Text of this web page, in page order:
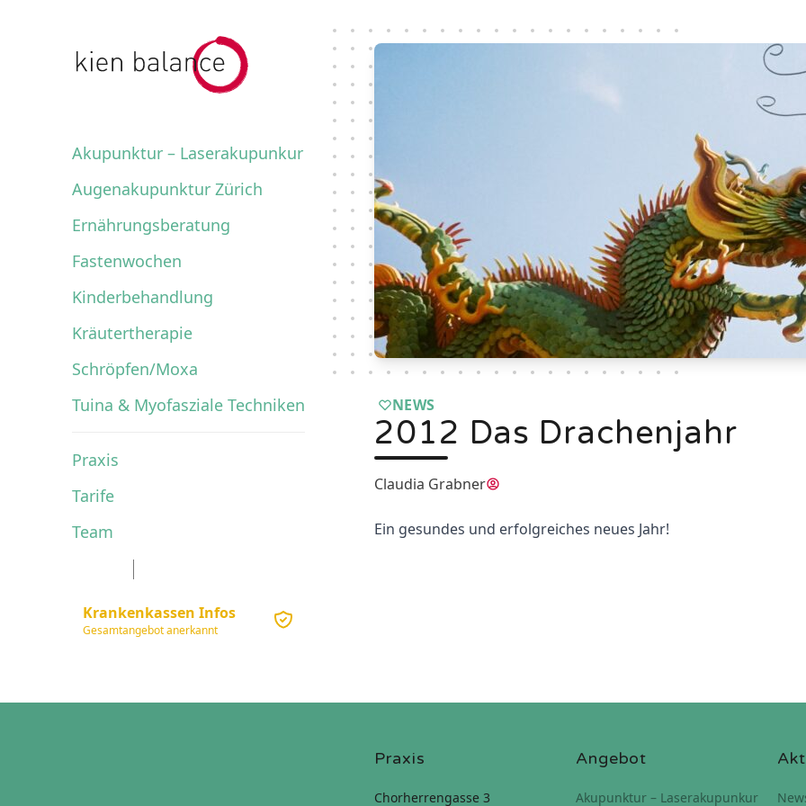
Akupunktur – Laserakupunkur
Augenakupunktur Zürich
Ernährungsberatung
Fastenwochen
Kinderbehandlung
Kräutertherapie
Schröpfen/Moxa
Tuina & Myofasziale Techniken
Praxis
Tarife
Team
Krankenkassen Infos
Gesamtangebot anerkannt
NEWS
2012 Das Drachenjahr
Claudia Grabner
Ein gesundes und erfolgreiches neues Jahr!
Praxis
Chorherrengasse 3
Angebot
Akupunktur – Laserakupunkur